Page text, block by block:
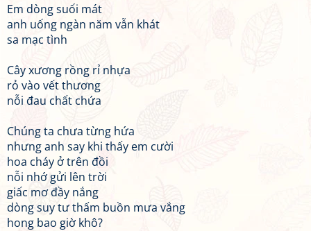
Em dòng suối mát
anh uống ngàn năm vẫn khát
sa mạc tình
Cây xương rồng rỉ nhựa
rỏ vào vết thương
nỗi đau chất chứa
Chúng ta chưa từng hứa
nhưng anh say khi thấy em cười
hoa cháy ở trên đồi
nỗi nhớ gửi lên trời
giấc mơ đầy nắng
dòng suy tư thấm buồn mưa vắng
hong bao giờ khô?